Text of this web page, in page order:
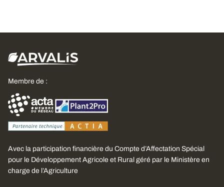
Membre de :
Avec la participation financière du Compte d’Affectation Spécial
pour le Développement Agricole et Rural géré par le Ministère en
charge de l’Agriculture